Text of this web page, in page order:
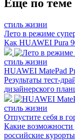
Еще по теме
стиль жизни
Лето в режиме
Как HUAWEI Pura
стиль жизни
HUAWEI MatePad
Результаты тест-
дизайнерского
стиль жизни
Отпустите себя в
Какие возможности
российские курорты